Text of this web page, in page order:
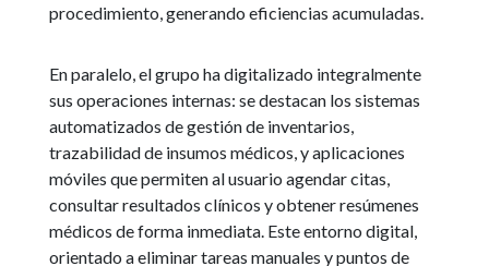
procedimiento, generando eficiencias acumuladas.
En paralelo, el grupo ha digitalizado integralmente
sus operaciones internas: se destacan los sistemas
automatizados de gestión de inventarios,
trazabilidad de insumos médicos, y aplicaciones
móviles que permiten al usuario agendar citas,
consultar resultados clínicos y obtener resúmenes
médicos de forma inmediata. Este entorno digital,
orientado a eliminar tareas manuales y puntos de